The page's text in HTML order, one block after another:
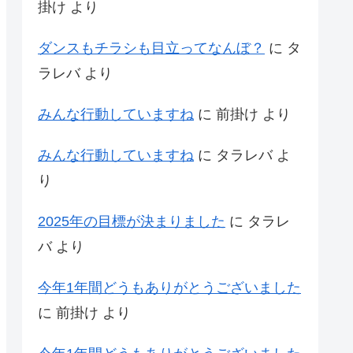
掛け より
ダンスもチラシも目立ってなんぼ？ に タ
ラレバより
みんな行動していますね に 前掛け より
みんな行動していますね に タラレバよ
り
2025年の目標が決まりました に タラレ
バより
今年1年間どうもありがとうございました
に 前掛け より